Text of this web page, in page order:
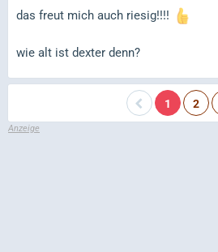
das freut mich auch riesig!!!!
wie alt ist dexter denn?
1 2